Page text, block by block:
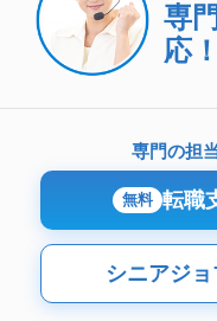
専
応！
専門の担
無料 転職
シニアジ